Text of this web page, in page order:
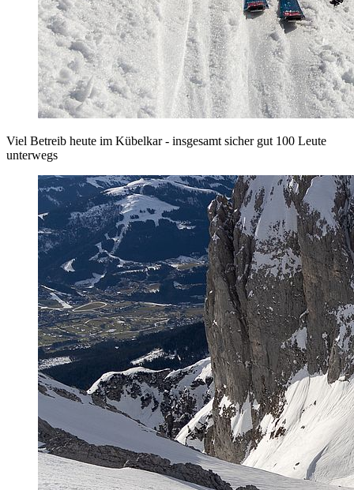
Viel Betreib heute im Kübelkar - insgesamt sicher gut 100 Leute
unterwegs